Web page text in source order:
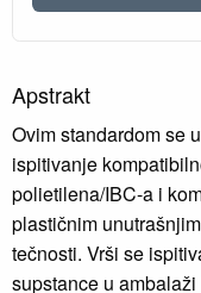
Apstrakt
Ovim standardom se
ispitivanje
polietilena/IBC-a i
plastičnim
tečnosti. Vrši se
supstance u